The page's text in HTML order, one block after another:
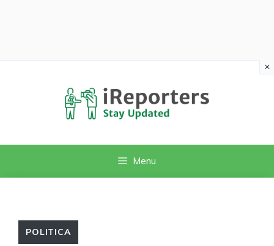
Menu
POLITICA
×